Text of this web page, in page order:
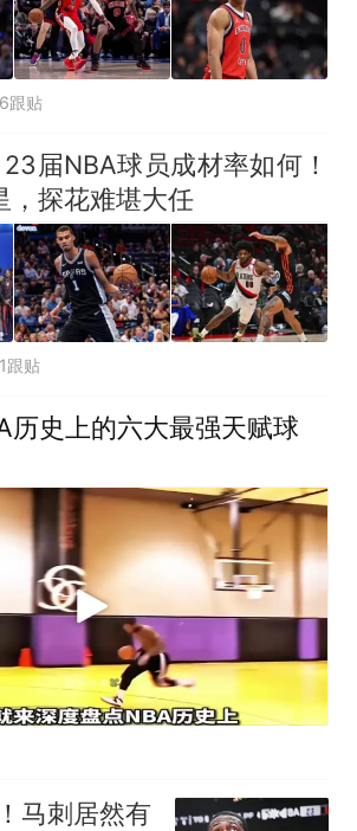
6跟贴
届NBA球员成材率如何！
，探花难堪大任
1跟贴
历史上的六大最强天赋球
马刺居然有